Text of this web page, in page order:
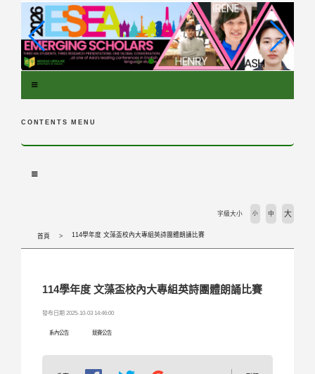
CONTENTS MENU
首頁 114學年度 文藻盃校內大專組英詩團體朗誦比賽
字級大小 小 中 大
114學年度 文藻盃校內大專組英詩團體朗誦比賽
發布日期 2025-10-03 14:46:00
系內公告 競賽公告